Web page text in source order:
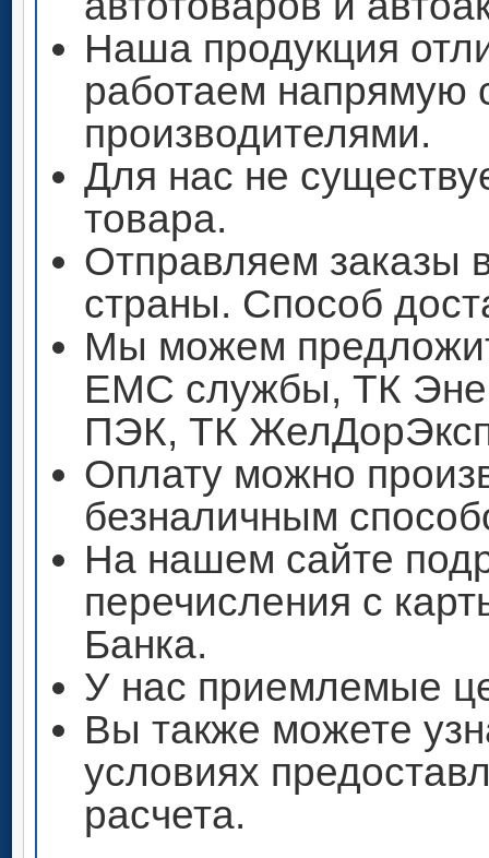
Наша продукция
работаем напрямую
производителями.
Для нас не
товара.
Отправляем заказы
страны. Способ
Мы можем
ЕМС службы, ТК
ПЭК, ТК
Оплату можно
безналичным
На нашем сайте
перечисления с
Банка.
У нас приемлемые
Вы также можете
условиях
расчета.